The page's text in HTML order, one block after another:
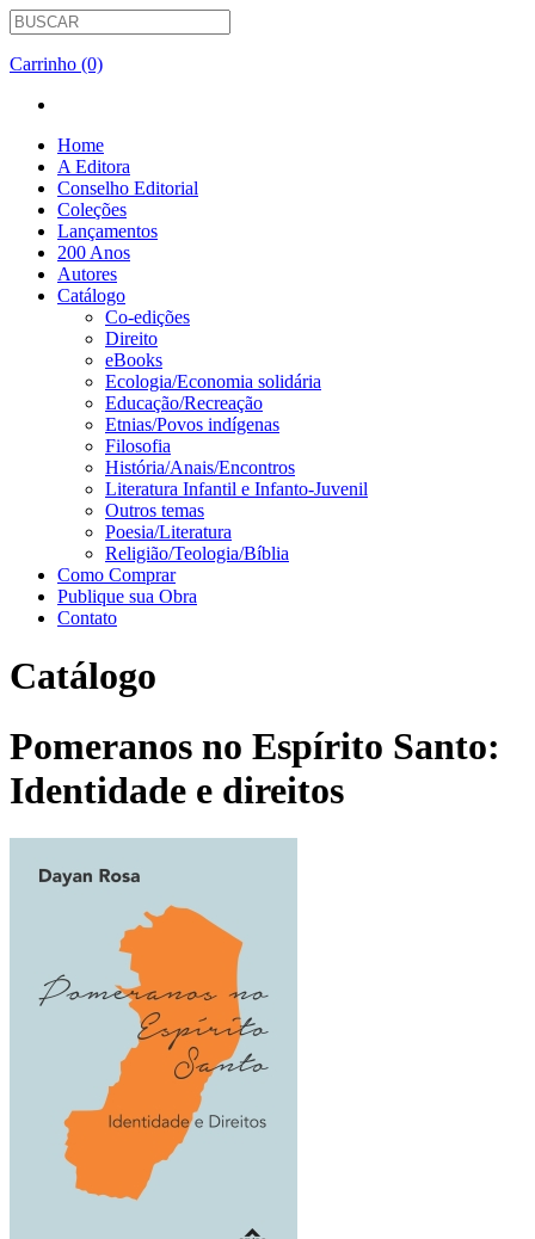
Carrinho (0)
Home
A Editora
Conselho Editorial
Coleções
Lançamentos
200 Anos
Autores
Catálogo
Co-edições
Direito
eBooks
Ecologia/Economia solidária
Educação/Recreação
Etnias/Povos indígenas
Filosofia
História/Anais/Encontros
Literatura Infantil e Infanto-Juvenil
Outros temas
Poesia/Literatura
Religião/Teologia/Bíblia
Como Comprar
Publique sua Obra
Contato
Catálogo
Pomeranos no Espírito Santo:
Identidade e direitos